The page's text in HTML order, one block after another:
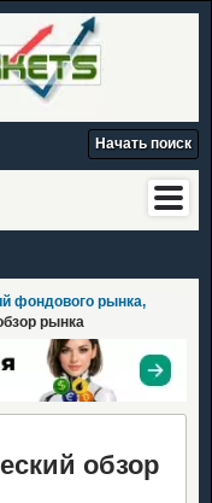
фондового рынка,
рынка
обзор